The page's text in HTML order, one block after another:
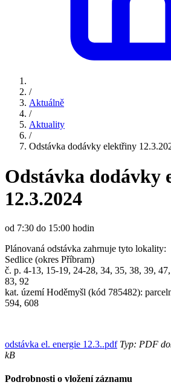
/
Aktuálně
/
Aktuality
/
Odstávka dodávky elektřiny
Odstávka dodávky
12.3.2024
od 7:30 do 15:00 hodin
Plánovaná odstávka zahrnuje tyto lokality:
Sedlice (okres Příbram)
č. p. 4-13, 15-19, 24-28, 34, 35, 38, 39,
83, 92
kat. území Hoděmyšl (kód 785482):
594, 608
odstávka el. energie 12.3..pdfTyp: PDF
kB
Podrobnosti o vložení záznamu